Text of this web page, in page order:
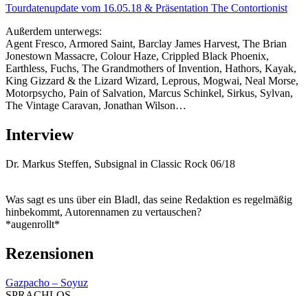
Tourdatenupdate vom 16.05.18 & Präsentation The Contortionist
Außerdem unterwegs:
Agent Fresco, Armored Saint, Barclay James Harvest, The Brian
Jonestown Massacre, Colour Haze, Crippled Black Phoenix,
Earthless, Fuchs, The Grandmothers of Invention, Hathors, Kayak,
King Gizzard & the Lizard Wizard, Leprous, Mogwai, Neal Morse,
Motorpsycho, Pain of Salvation, Marcus Schinkel, Sirkus, Sylvan,
The Vintage Caravan, Jonathan Wilson…
Interview
Dr. Markus Steffen, Subsignal in Classic Rock 06/18
Was sagt es uns über ein Bladl, das seine Redaktion es regelmäßig
hinbekommt, Autorennamen zu vertauschen?
*augenrollt*
Rezensionen
Gazpacho – Soyuz